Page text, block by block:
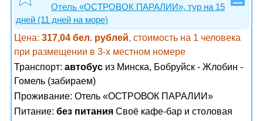
Отель «ОСТРОВОК ПАРАЛИИ», тур на 15
дней (11 дней на море)
Цена: 317,04 бел. рублей, стоимость на 1 человека
при размещении в 3-х местном номере
Транспорт: автобус из Минска, Бобруйск - Жлобин -
Гомель (забираем)
Проживание: Отель «ОСТРОВОК ПАРАЛИИ»
Питание: без питания Своё кафе-бар и столовая